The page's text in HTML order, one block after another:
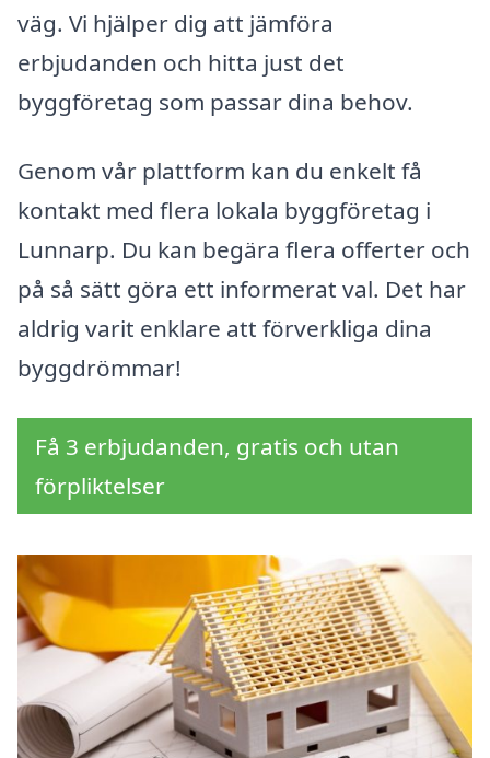
väg. Vi hjälper dig att jämföra
erbjudanden och hitta just det
byggföretag som passar dina behov.
Genom vår plattform kan du enkelt få
kontakt med flera lokala byggföretag i
Lunnarp. Du kan begära flera offerter och
på så sätt göra ett informerat val. Det har
aldrig varit enklare att förverkliga dina
byggdrömmar!
Få 3 erbjudanden, gratis och utan
förpliktelser